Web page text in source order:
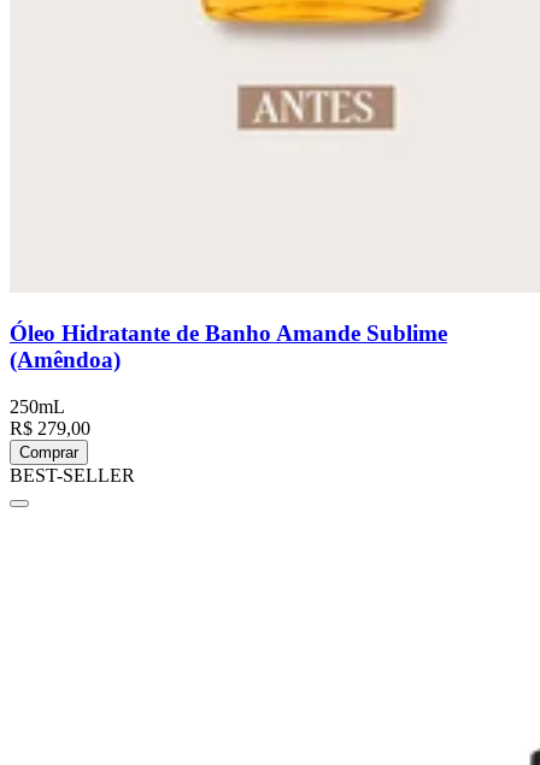
Óleo Hidratante de Banho Amande Sublime
(Amêndoa)
250mL
R$ 279,00
Comprar
BEST-SELLER